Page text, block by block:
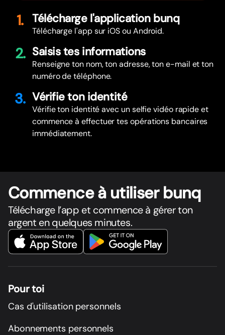
1. Télécharge l'application bunq
Télécharge l'app sur iOS ou Android.
2. Saisis tes informations
Renseigne ton nom, ton adresse, ton e-mail et ton
numéro de téléphone.
3. Vérifie ton identité
Vérifie ton identité avec un selfie vidéo rapide et
commence à effectuer tes opérations bancaires
immédiatement.
Commence à utiliser bunq
Télécharge l’app et commence à gérer ton
argent en quelques minutes.
Pour toi
Cas d'utilisation personnels
Abonnements personnels